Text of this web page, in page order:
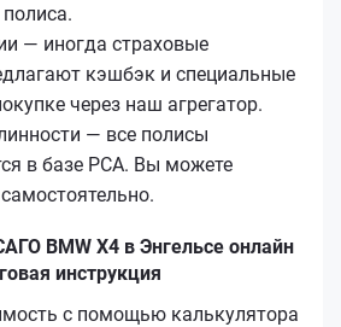
— иногда страховые
кэшбэк и специальные
через наш агрегатор.
— все полисы
в базе РСА. Вы можете
BMW X4 в Энгельсе онлайн
инструкция
с помощью калькулятора